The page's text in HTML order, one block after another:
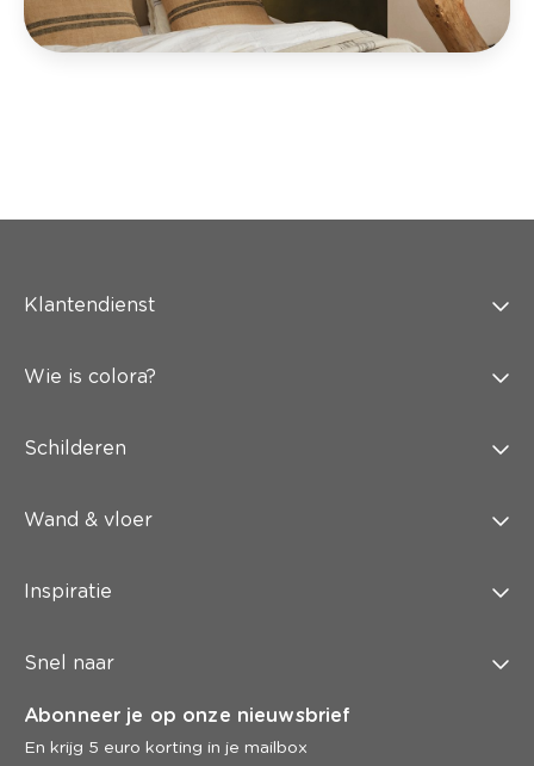
Klantendienst
Wie is colora?
Schilderen
Wand & vloer
Inspiratie
Snel naar
Abonneer je op onze nieuwsbrief
En krijg 5 euro korting in je mailbox